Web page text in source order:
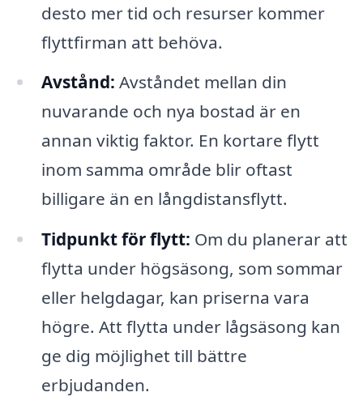
desto mer tid och resurser kommer
flyttfirman att behöva.
Avstånd: Avståndet mellan din
nuvarande och nya bostad är en
annan viktig faktor. En kortare flytt
inom samma område blir oftast
billigare än en långdistansflytt.
Tidpunkt för flytt: Om du planerar att
flytta under högsäsong, som sommar
eller helgdagar, kan priserna vara
högre. Att flytta under lågsäsong kan
ge dig möjlighet till bättre
erbjudanden.